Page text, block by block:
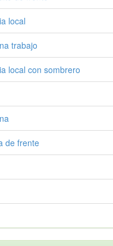
local
trabajo
local con sombrero
de frente